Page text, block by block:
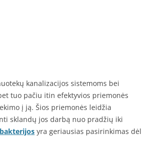
kanalizacijos sistemoms bei
tuo pačiu itin efektyvios priemonės
į ją. Šios priemonės leidžia
sklandų jos darbą nuo pradžių iki
yra geriausias pasirinkimas dėl